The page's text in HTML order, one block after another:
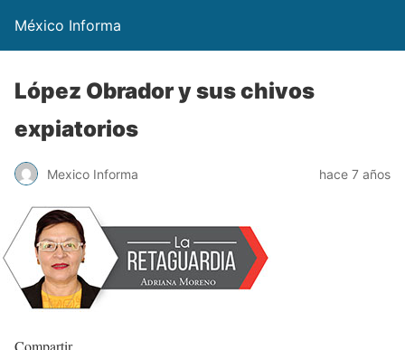
México Informa
López Obrador y sus chivos
expiatorios
Mexico Informa hace 7 años
Compartir